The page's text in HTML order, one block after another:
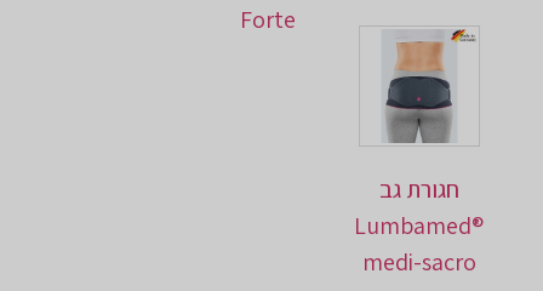
Forte
חגורת גב
Lumbamed®
medi-sacro